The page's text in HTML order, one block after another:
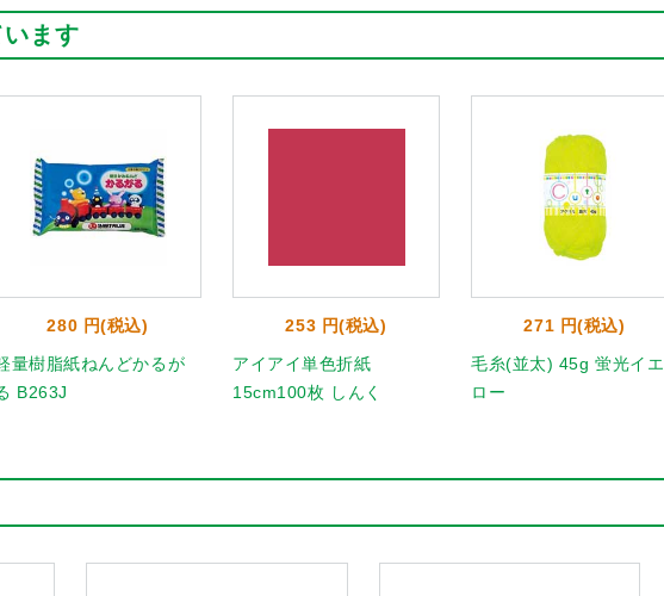
ます
280 円(税込)
量樹脂紙ねんどかるが
B263J
253 円(税込)
アイアイ単色折紙
15cm100枚 しんく
271 円(税込)
毛糸(並太) 45g 蛍光イエ
ロー